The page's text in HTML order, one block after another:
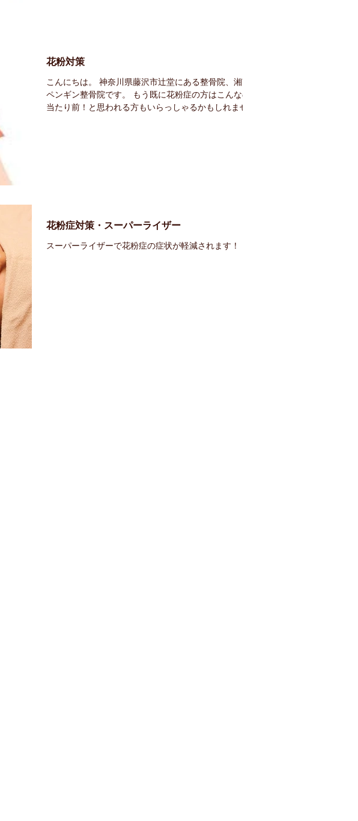
花粉対策
こんにちは。 神奈川県藤沢市辻堂にある整骨院、湘南
ペンギン整骨院です。 もう既に花粉症の方はこんなの
当たり前！と思われる方もいらっしゃるかもしれません
花粉症対策・スーパーライザー
スーパーライザーで花粉症の症状が軽減されます！